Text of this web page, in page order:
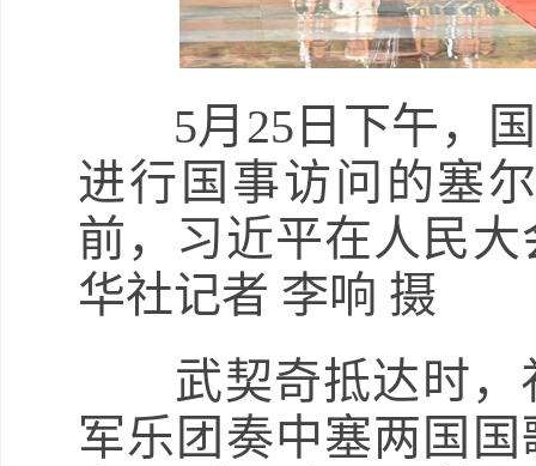
5月25日下午，
进行国事访问的塞
前，习近平在人民
华社记者 李响 摄
武契奇抵达时，
军乐团奏中塞两国